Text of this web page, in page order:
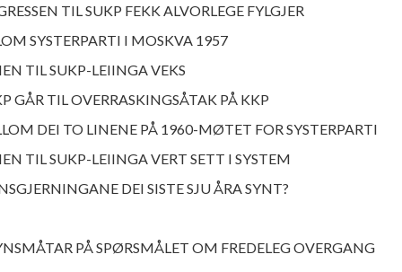
TIL SUKP FEKK ALVORLEGE FYLGJER
SYSTERPARTI I MOSKVA 1957
TIL SUKP-LEIINGA VEKS
GÅR TIL OVERRASKINGSÅTAK PÅ KKP
DEI TO LINENE PÅ 1960-MØTET FOR SYSTERPARTI
TIL SUKP-LEIINGA VERT SETT I SYSTEM
DEI SISTE SJU ÅRA SYNT?
PÅ SPØRSMÅLET OM FREDELEG OVERGANG